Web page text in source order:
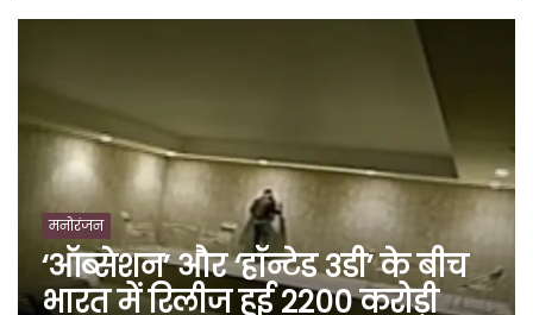
मनोरंजन
‘ऑब्सेशन’ और ‘हॉन्टेड 3डी’ के बीच
भारत में रिलीज हुई 2200 करोड़ी